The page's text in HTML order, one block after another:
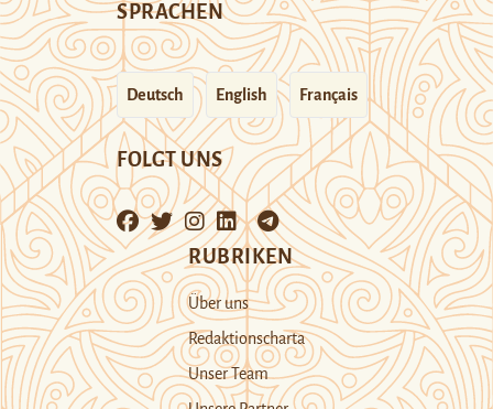
SPRACHEN
Deutsch English Français
FOLGT UNS
RUBRIKEN
Über uns
Redaktionscharta
Unser Team